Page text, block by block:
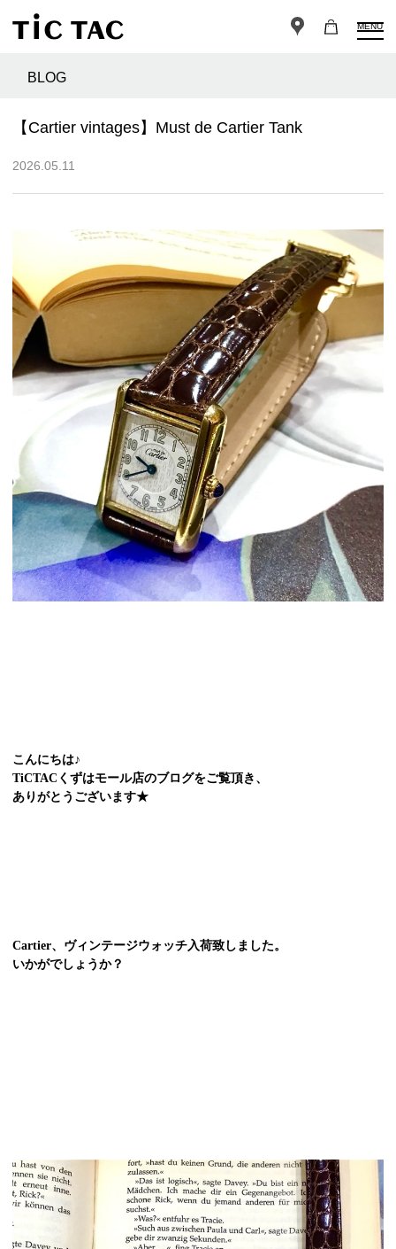
MENU
BLOG
【Cartier vintages】Must de Cartier Tank
2026.05.11
こんにちは♪
TiCTACくずはモール店のブログをご覧頂き、
ありがとうございます★
Cartier、ヴィンテージウォッチ入荷致しました。
いかがでしょうか？